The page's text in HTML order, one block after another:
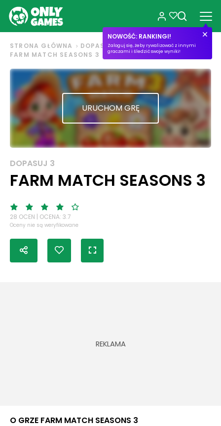
NOWOŚĆ: RANKINGI!
Zaloguj się, żeby rywalizować z innymi
graczami i śledzić swoje wyniki!
STRONA GŁÓWNA
DOPASUJ 3
FARM MATCH SEASONS 3
URUCHOM GRĘ
DOPASUJ 3
FARM MATCH SEASONS 3
28 OCEN | OCENA: 3.7
Oceny nie są weryfikowane
O GRZE FARM MATCH SEASONS 3